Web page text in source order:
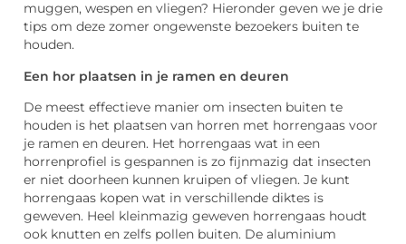
muggen, wespen en vliegen? Hieronder geven we je drie
tips om deze zomer ongewenste bezoekers buiten te
houden.
Een hor plaatsen in je ramen en deuren
De meest effectieve manier om insecten buiten te
houden is het plaatsen van horren met horrengaas voor
je ramen en deuren. Het horrengaas wat in een
horrenprofiel is gespannen is zo fijnmazig dat insecten
er niet doorheen kunnen kruipen of vliegen. Je kunt
horrengaas kopen wat in verschillende diktes is
geweven. Heel kleinmazig geweven horrengaas houdt
ook knutten en zelfs pollen buiten. De aluminium